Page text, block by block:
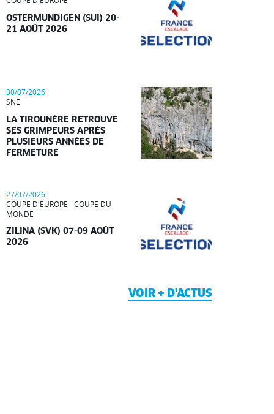
OSTERMUNDIGEN (SUI) 20-
21 AOÛT 2026
30/07/2026
SNE
LA TIROUNÈRE RETROUVE
SES GRIMPEURS APRÈS
PLUSIEURS ANNÉES DE
FERMETURE
27/07/2026
COUPE D'EUROPE - COUPE DU
MONDE
ZILINA (SVK) 07-09 AOÛT
2026
VOIR + D'ACTUS